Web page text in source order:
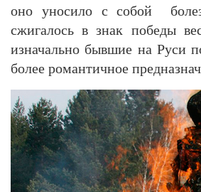
оно уносило с собой
сжигалось в знак победы
изначально бывшие на Руси
более романтичное